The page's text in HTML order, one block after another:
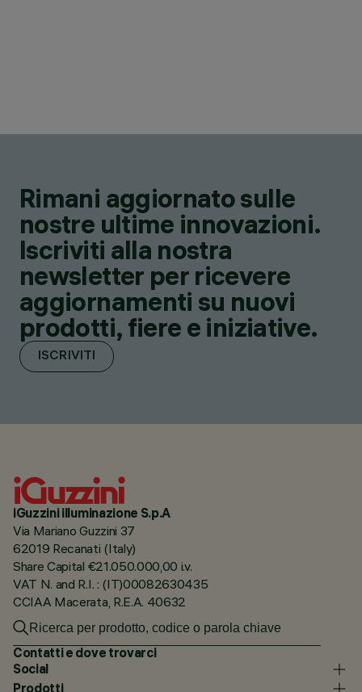
Rimani aggiornato sulle
nostre ultime innovazioni.
Iscriviti alla nostra
newsletter per ricevere
aggiornamenti su nuovi
prodotti, fiere e iniziative.
ISCRIVITI
iGuzzini illuminazione S.p.A
Via Mariano Guzzini 37
62019 Recanati (Italy)
Share Capital €21.050.000,00 i.v.
VAT N. and R.I. : (IT)00082630435
CCIAA Macerata, R.E.A. 40632
Contatti e dove trovarci
Social
Prodotti